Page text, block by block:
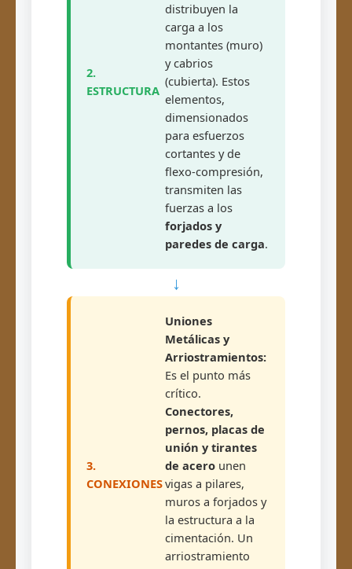
2.
ESTRUCTURA
distribuyen la
carga a los
montantes (muro)
y cabrios
(cubierta). Estos
elementos,
dimensionados
para esfuerzos
cortantes y de
flexo-compresión,
transmiten las
fuerzas a los
forjados y
paredes de carga.
↓
3.
CONEXIONES
Uniones
Metálicas y
Arriostramientos:
Es el punto más
crítico.
Conectores,
pernos, placas de
unión y tirantes
de acero unen
vigas a pilares,
muros a forjados y
la estructura a la
cimentación. Un
arriostramiento